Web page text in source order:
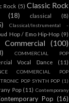
Rock (5) Classic Rock
(18) classical (8)
Classical/Instrumental -
Hop / Emo Hip-Hop (9)
Commercial (100)
COMMERCIAL POP
Vocal Dance (11)
COMMERCIAL POP
POP SYNTH POP (1)
Pop (11) Contemporany
Pop (16)